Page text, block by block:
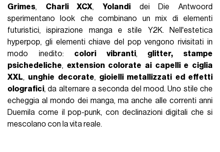
Grimes, Charli XCX, Yolandi dei Die Antwoord
sperimentano look che combinano un mix di elementi
futuristici, ispirazione manga e stile Y2K. Nell'estetica
hyperpop, gli elementi chiave del pop vengono rivisitati in
modo inedito: colori vibranti, glitter, stampe
psichedeliche, extension colorate ai capelli e ciglia
XXL, unghie decorate, gioielli metallizzati ed effetti
olografici, da alternare a seconda del mood. Uno stile che
echeggia al mondo dei manga, ma anche alle correnti anni
Duemila come il pop-punk, con declinazioni digitali che si
mescolano con la vita reale.